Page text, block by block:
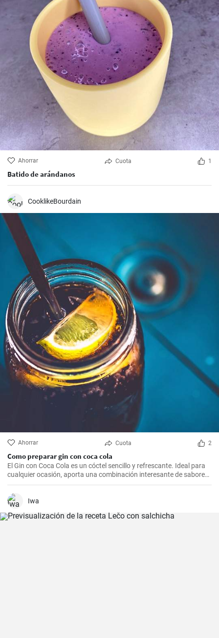
Ahorrar Cuota 1
Batido de arándanos
CooklikeBourdain
Ahorrar Cuota 2
Como preparar gin con coca cola
El Gin con Coca Cola es un cóctel sencillo y refrescante. Ideal para
cualquier ocasión, aporta una combinación interesante de sabores
que resultarán del agrado para quienes disfrutan de bebidas
espirituosas mezcladas con refrescos. Aunque puede parecer poco
común mezclar gin con Coca Cola, esta receta puede sorprender
Iwa